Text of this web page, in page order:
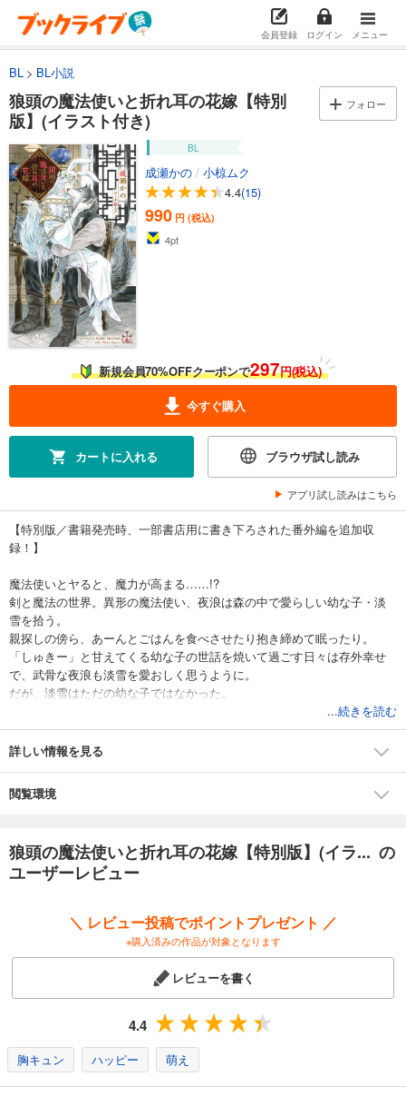
会員登録 ログイン メニュー
BL BL小説
狼頭の魔法使いと折れ耳の花嫁【特別
版】(イラスト付き)
フォロー
BL
成瀬かの / 小椋ムク
4.4(15)
990 円 (税込)
4pt
新規会員70%OFFクーポンで297円(税込)
今すぐ購入
カートに入れる ブラウザ試し読み
アプリ試し読みはこちら
【特別版／書籍発売時、一部書店用に書き下ろされた番外編を追加収
録！】
魔法使いとヤると、魔力が高まる……!?
剣と魔法の世界。異形の魔法使い、夜浪は森の中で愛らしい幼な子・淡
雪を拾う。
親探しの傍ら、あーんとごはんを食べさせたり抱き締めて眠ったり。
「しゅきー」と甘えてくる幼な子の世話を焼いて過ごす日々は存外幸せ
で、武骨な夜浪も淡雪を愛おしく思うように。
だが、淡雪はただの幼な子ではなかった。
ある日手に入れた魔水晶の力でみるみるうちに可憐な麗人に成長して、
「卵を作りたい」と!?
...続きを読む
詳しい情報を見る
閲覧環境
狼頭の魔法使いと折れ耳の花嫁【特別版】(イラ... の
ユーザーレビュー
＼ レビュー投稿でポイントプレゼント ／
※購入済みの作品が対象となります
レビューを書く
4.4
胸キュン ハッピー 萌え